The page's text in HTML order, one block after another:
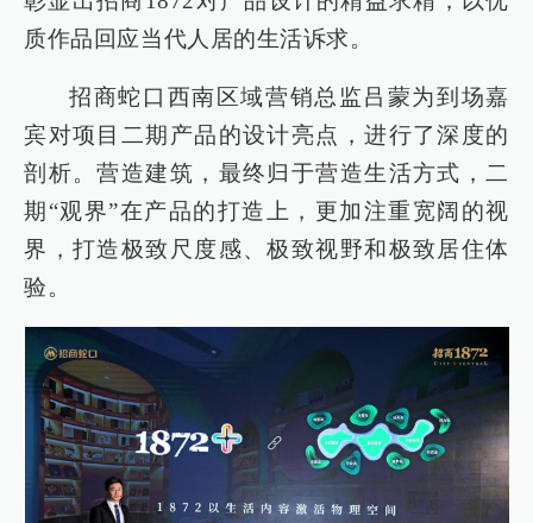
质作品回应当代人居的生活诉求。
招商蛇口西南区域营销总监吕蒙为到场嘉
宾对项目二期产品的设计亮点，进行了深度的
剖析。营造建筑，最终归于营造生活方式，二
期“观界”在产品的打造上，更加注重宽阔的视
界，打造极致尺度感、极致视野和极致居住体
验。